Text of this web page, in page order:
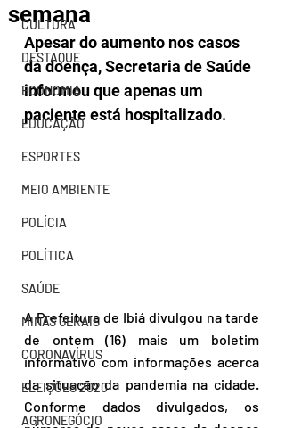
CULTURA
DESTAQUE
ECONOMIA
EDUCAÇÃO
ESPORTES
MEIO AMBIENTE
POLÍCIA
POLÍTICA
SAÚDE
MINAS GERAIS
CORONAVÍRUS
ELEIÇÕES 2020
AGRONEGÓCIO
semana
Apesar do aumento nos casos
da doença, Secretaria de Saúde
informou que apenas um
paciente está hospitalizado.
A Prefeitura de Ibiá divulgou na tarde
de ontem (16) mais um boletim
informativo com informações acerca
da situação da pandemia na cidade.
Conforme dados divulgados, os